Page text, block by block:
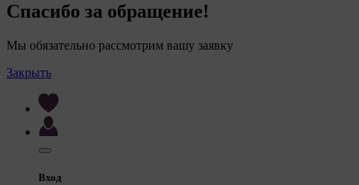
Спасибо за обращение!
Мы обязательно рассмотрим вашу заявку
Закрыть
Вход